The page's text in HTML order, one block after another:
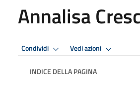
Annalisa
Condividi Vedi azioni
INDICE DELLA PAGINA